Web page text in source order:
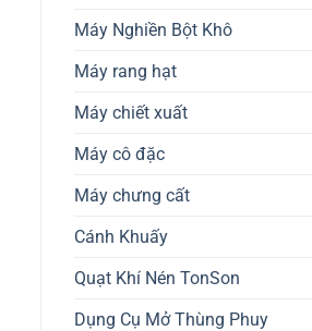
Máy Nghiền Bột Khô
Máy rang hạt
Máy chiết xuất
Máy cô đặc
Máy chưng cất
Cánh Khuấy
Quạt Khí Nén TonSon
Dụng Cụ Mở Thùng Phuy